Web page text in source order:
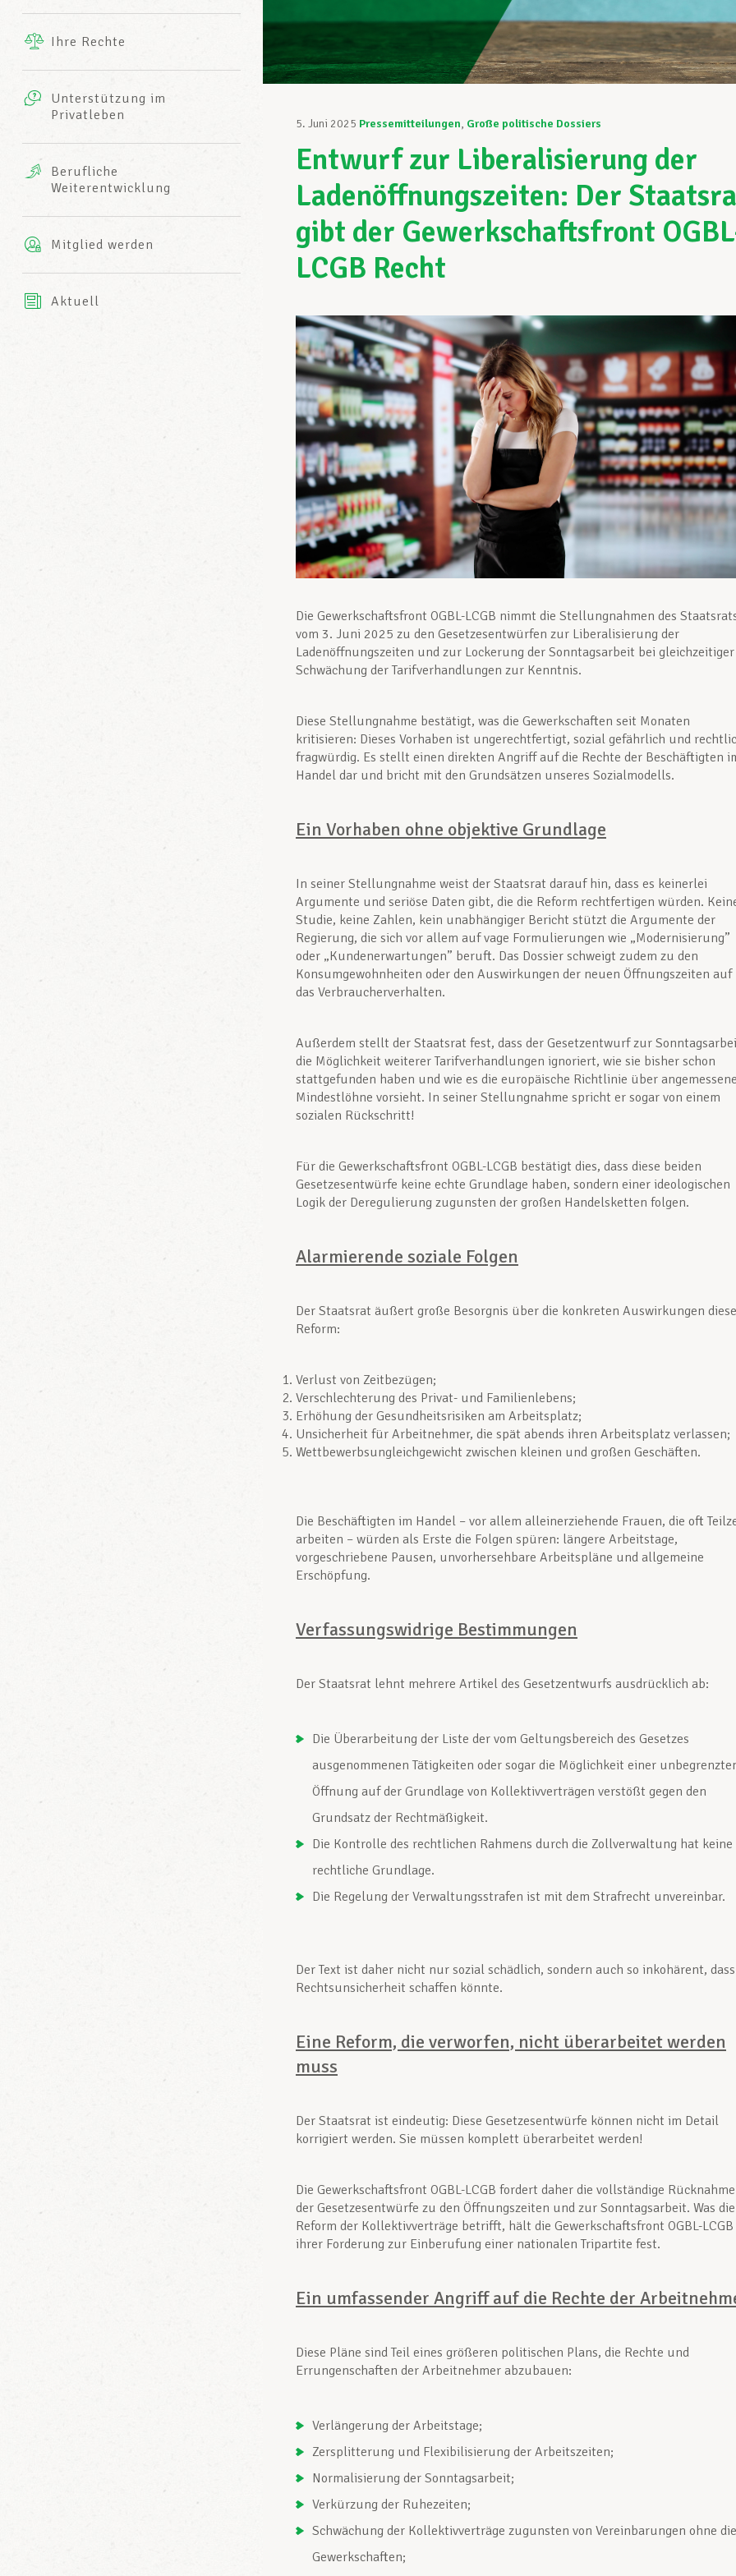
INFO-CENTER
des LCGBs
Ihre Rechte
Unterstützung im
Privatleben
Leistungen
Mutuelle
AXA
Berufliche
Weiterentwicklung
Mitglied werden
Aktuell
5. Juni 2025 Pressemitteilungen, Große politische Dossiers
Entwurf zur Liberalisierung der
Ladenöffnungszeiten: Der
gibt der Gewerkschaftsfront
LCGB Recht
Die Gewerkschaftsfront OGBL-LCGB nimmt die Stellungnahmen des
vom 3. Juni 2025 zu den Gesetzesentwürfen zur Liberalisierung der
Ladenöffnungszeiten und zur Lockerung der Sonntagsarbeit bei gleichzeitiger
Schwächung der Tarifverhandlungen zur Kenntnis.
Diese Stellungnahme bestätigt, was die Gewerkschaften seit Monaten
kritisieren: Dieses Vorhaben ist ungerechtfertigt, sozial gefährlich und
fragwürdig. Es stellt einen direkten Angriff auf die Rechte der Beschäftigten
Handel dar und bricht mit den Grundsätzen unseres Sozialmodells.
Ein Vorhaben ohne objektive Grundlage
In seiner Stellungnahme weist der Staatsrat darauf hin, dass es keinerlei
Argumente und seriöse Daten gibt, die die Reform rechtfertigen würden.
Studie, keine Zahlen, kein unabhängiger Bericht stützt die Argumente der
Regierung, die sich vor allem auf vage Formulierungen wie „Modernisierung”
oder „Kundenerwartungen” beruft. Das Dossier schweigt zudem zu den
Konsumgewohnheiten oder den Auswirkungen der neuen Öffnungszeiten auf
das Verbraucherverhalten.
Außerdem stellt der Staatsrat fest, dass der Gesetzentwurf zur
die Möglichkeit weiterer Tarifverhandlungen ignoriert, wie sie bisher schon
stattgefunden haben und wie es die europäische Richtlinie über
Mindestlöhne vorsieht. In seiner Stellungnahme spricht er sogar von einem
sozialen Rückschritt!
Für die Gewerkschaftsfront OGBL-LCGB bestätigt dies, dass diese beiden
Gesetzesentwürfe keine echte Grundlage haben, sondern einer ideologischen
Logik der Deregulierung zugunsten der großen Handelsketten folgen.
Alarmierende soziale Folgen
Der Staatsrat äußert große Besorgnis über die konkreten Auswirkungen
Reform:
Verlust von Zeitbezügen;
Verschlechterung des Privat- und Familienlebens;
Erhöhung der Gesundheitsrisiken am Arbeitsplatz;
Unsicherheit für Arbeitnehmer, die spät abends ihren Arbeitsplatz verlassen;
Wettbewerbsungleichgewicht zwischen kleinen und großen Geschäften.
Die Beschäftigten im Handel – vor allem alleinerziehende Frauen, die oft
arbeiten – würden als Erste die Folgen spüren: längere Arbeitstage,
vorgeschriebene Pausen, unvorhersehbare Arbeitspläne und allgemeine
Erschöpfung.
Verfassungswidrige Bestimmungen
Der Staatsrat lehnt mehrere Artikel des Gesetzentwurfs ausdrücklich ab:
Die Überarbeitung der Liste der vom Geltungsbereich des Gesetzes
ausgenommenen Tätigkeiten oder sogar die Möglichkeit einer
Öffnung auf der Grundlage von Kollektivverträgen verstößt gegen den
Grundsatz der Rechtmäßigkeit.
Die Kontrolle des rechtlichen Rahmens durch die Zollverwaltung hat keine
rechtliche Grundlage.
Die Regelung der Verwaltungsstrafen ist mit dem Strafrecht unvereinbar.
Der Text ist daher nicht nur sozial schädlich, sondern auch so inkohärent,
Rechtsunsicherheit schaffen könnte.
Eine Reform, die verworfen, nicht überarbeitet werden
muss
Der Staatsrat ist eindeutig: Diese Gesetzesentwürfe können nicht im Detail
korrigiert werden. Sie müssen komplett überarbeitet werden!
Die Gewerkschaftsfront OGBL-LCGB fordert daher die vollständige Rücknahme
der Gesetzesentwürfe zu den Öffnungszeiten und zur Sonntagsarbeit. Was die
Reform der Kollektivverträge betrifft, hält die Gewerkschaftsfront OGBL-
ihrer Forderung zur Einberufung einer nationalen Tripartite fest.
Ein umfassender Angriff auf die Rechte der
Diese Pläne sind Teil eines größeren politischen Plans, die Rechte und
Errungenschaften der Arbeitnehmer abzubauen:
Verlängerung der Arbeitstage;
Zersplitterung und Flexibilisierung der Arbeitszeiten;
Normalisierung der Sonntagsarbeit;
Verkürzung der Ruhezeiten;
Schwächung der Kollektivverträge zugunsten von Vereinbarungen ohne die
Gewerkschaften;